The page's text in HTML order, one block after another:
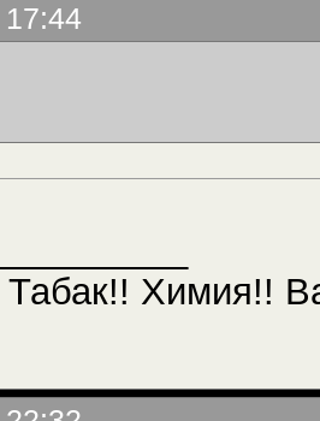
Табак!! Химия!!